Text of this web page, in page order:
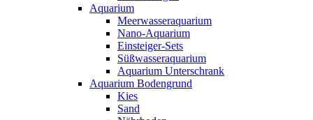
Aquarium
Meerwasseraquarium
Nano-Aquarium
Einsteiger-Sets
Süßwasseraquarium
Aquarium Unterschrank
Aquarium Bodengrund
Kies
Sand